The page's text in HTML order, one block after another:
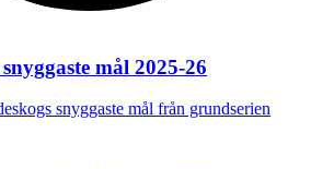
mål 2025-26
snyggaste mål från grundserien